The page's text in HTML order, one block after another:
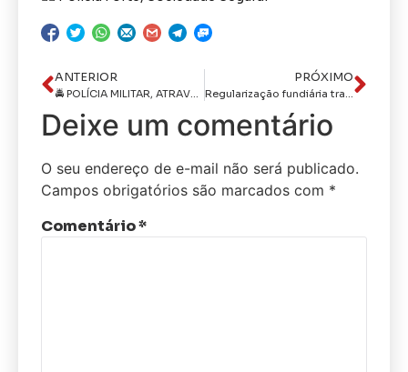
ANTERIOR
🚔 POLÍCIA MILITAR, ATRAVÉS DO 18º BPM, RECUPERA MOTOCICLETA COM RESTRIÇÃO DE ROUBO/FURTO EM BARRA DE SÃO MIGUEL/PB
PRÓXIMO
Regularização fundiária transforma a vida de famílias e marca visita de João Azevêdo a Rio Tinto
Deixe um comentário
O seu endereço de e-mail não será publicado.
Campos obrigatórios são marcados com *
Comentário*